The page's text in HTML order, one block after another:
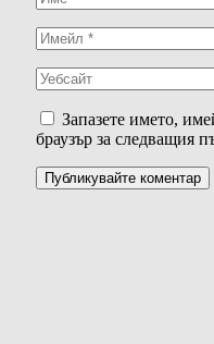
Запазете името,
браузър за следващия